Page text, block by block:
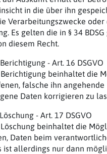
in die über ihn
Verarbeitungszwecke oder
Es gelten die in § 34
diesem Recht.
- Art. 16 DSGVO
Berichtigung beinhaltet die
falsche ihn angehende
Daten korrigieren zu
- Art. 17 DSGVO
Löschung beinhaltet die
Daten beim
ist allerdings nur dann